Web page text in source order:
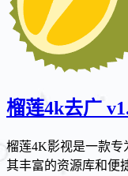
榴莲4k去广
榴莲4K影视是一款专
其丰富的资源库和便